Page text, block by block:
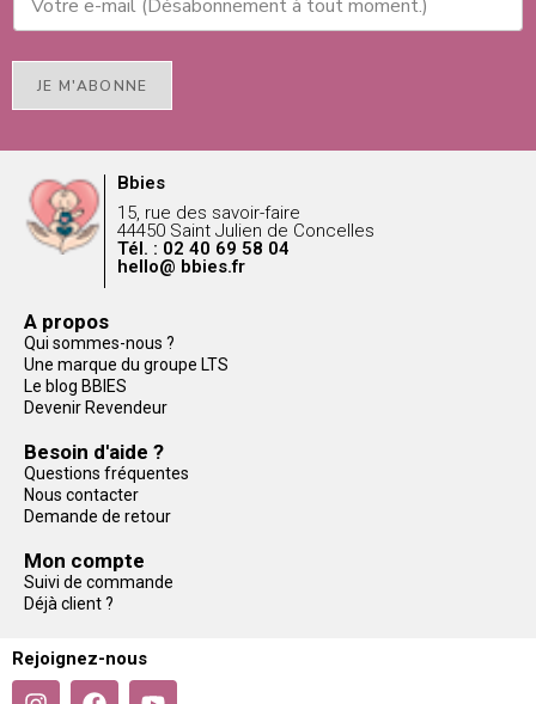
JE M'ABONNE
Bbies
15, rue des savoir-faire
44450 Saint Julien de Concelles
Tél. : 02 40 69 58 04
hello@ bbies.fr
A propos
Qui sommes-nous ?
Une marque du groupe LTS
Le blog BBIES
Devenir Revendeur
Besoin d'aide ?
Questions fréquentes
Nous contacter
Demande de retour
Mon compte
Suivi de commande
Déjà client ?
Rejoignez-nous